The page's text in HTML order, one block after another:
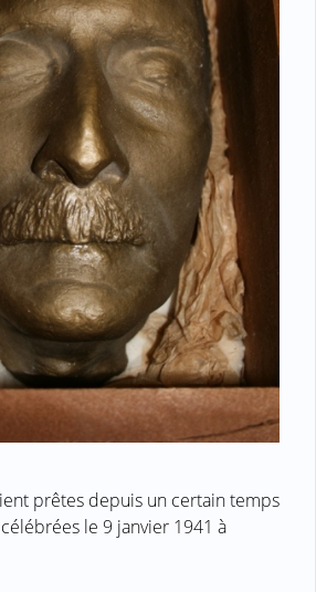
prêtes depuis un certain temps
le 9 janvier 1941 à